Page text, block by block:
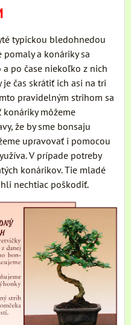
typickou bledohnedou
pomaly a konáriky sa
po čase niekoľko z nich
je čas skrátiť ich asi na tri
pravidelným strihom sa
konáriky môžeme
že by sme bonsaju
upravovať i pomocou
V prípade potreby
konárikov. Tie mladé
nechtiac poškodiť.